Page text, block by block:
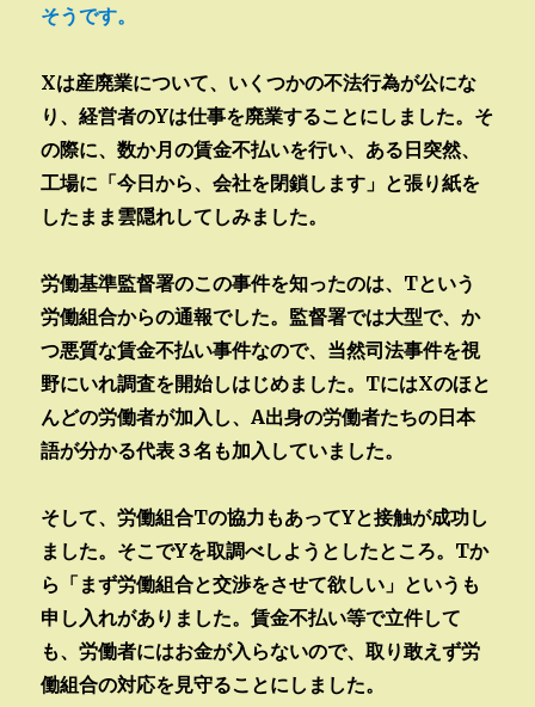
そうです。
Xは産廃業について、いくつかの不法行為が公にな
り、経営者のYは仕事を廃業することにしました。そ
の際に、数か月の賃金不払いを行い、ある日突然、
工場に「今日から、会社を閉鎖します」と張り紙を
したまま雲隠れしてしみました。
労働基準監督署のこの事件を知ったのは、Tという
労働組合からの通報でした。監督署では大型で、か
つ悪質な賃金不払い事件なので、当然司法事件を視
野にいれ調査を開始しはじめました。TにはXのほと
んどの労働者が加入し、A出身の労働者たちの日本
語が分かる代表３名も加入していました。
そして、労働組合Tの協力もあってYと接触が成功し
ました。そこでYを取調べしようとしたところ。Tか
ら「まず労働組合と交渉をさせて欲しい」というも
申し入れがありました。賃金不払い等で立件して
も、労働者にはお金が入らないので、取り敢えず労
働組合の対応を見守ることにしました。